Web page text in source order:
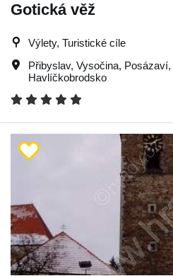
Gotická věž
Výlety, Turistické cíle
Přibyslav, Vysočina, Posázaví,
Havlíčkobrodsko